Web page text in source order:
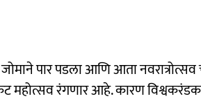
पार पडला आणि आता
महोत्सव रंगणार आहे. कारण